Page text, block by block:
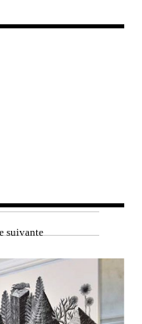
suivante